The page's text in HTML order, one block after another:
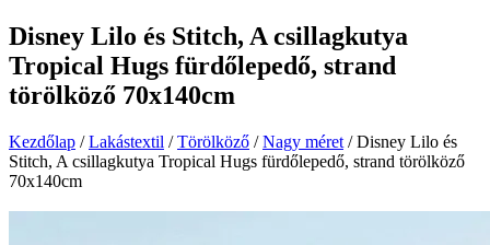
Disney Lilo és Stitch, A csillagkutya
Tropical Hugs fürdőlepedő, strand
törölköző 70x140cm
Kezdőlap /Lakástextil /Törölköző /Nagy méret / Disney Lilo és
Stitch, A csillagkutya Tropical Hugs fürdőlepedő, strand törölköző
70x140cm